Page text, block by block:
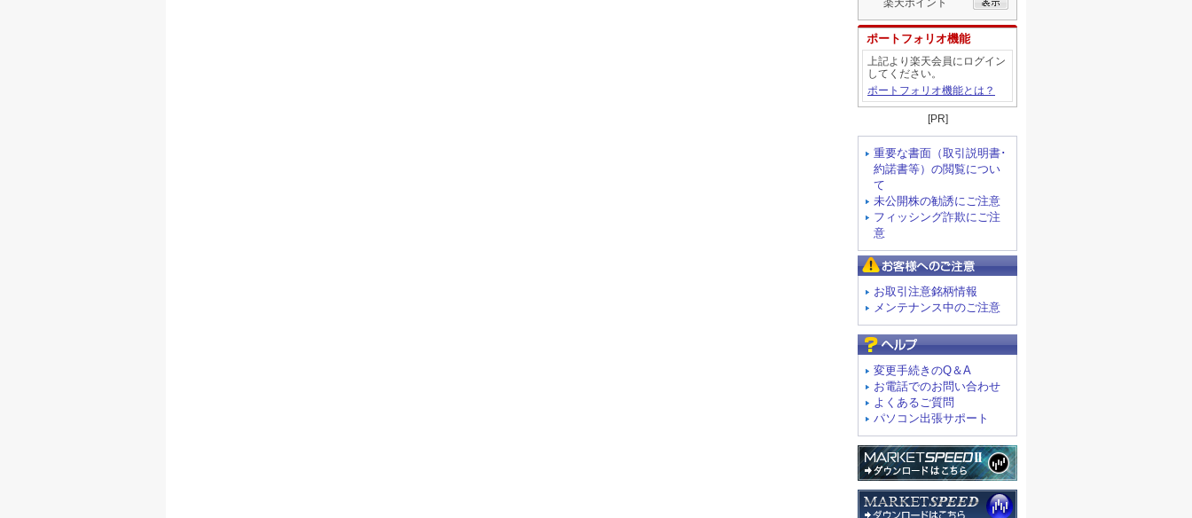
ポートフォリオ機能
上記より楽天会員にログイン
してください。
ポートフォリオ機能とは？
[PR]
重要な書面（取引説明書･
約諾書等）の閲覧につい
て
未公開株の勧誘にご注意
フィッシング詐欺にご注
意
お取引注意銘柄情報
メンテナンス中のご注意
変更手続きのQ＆A
お電話でのお問い合わせ
よくあるご質問
パソコン出張サポート